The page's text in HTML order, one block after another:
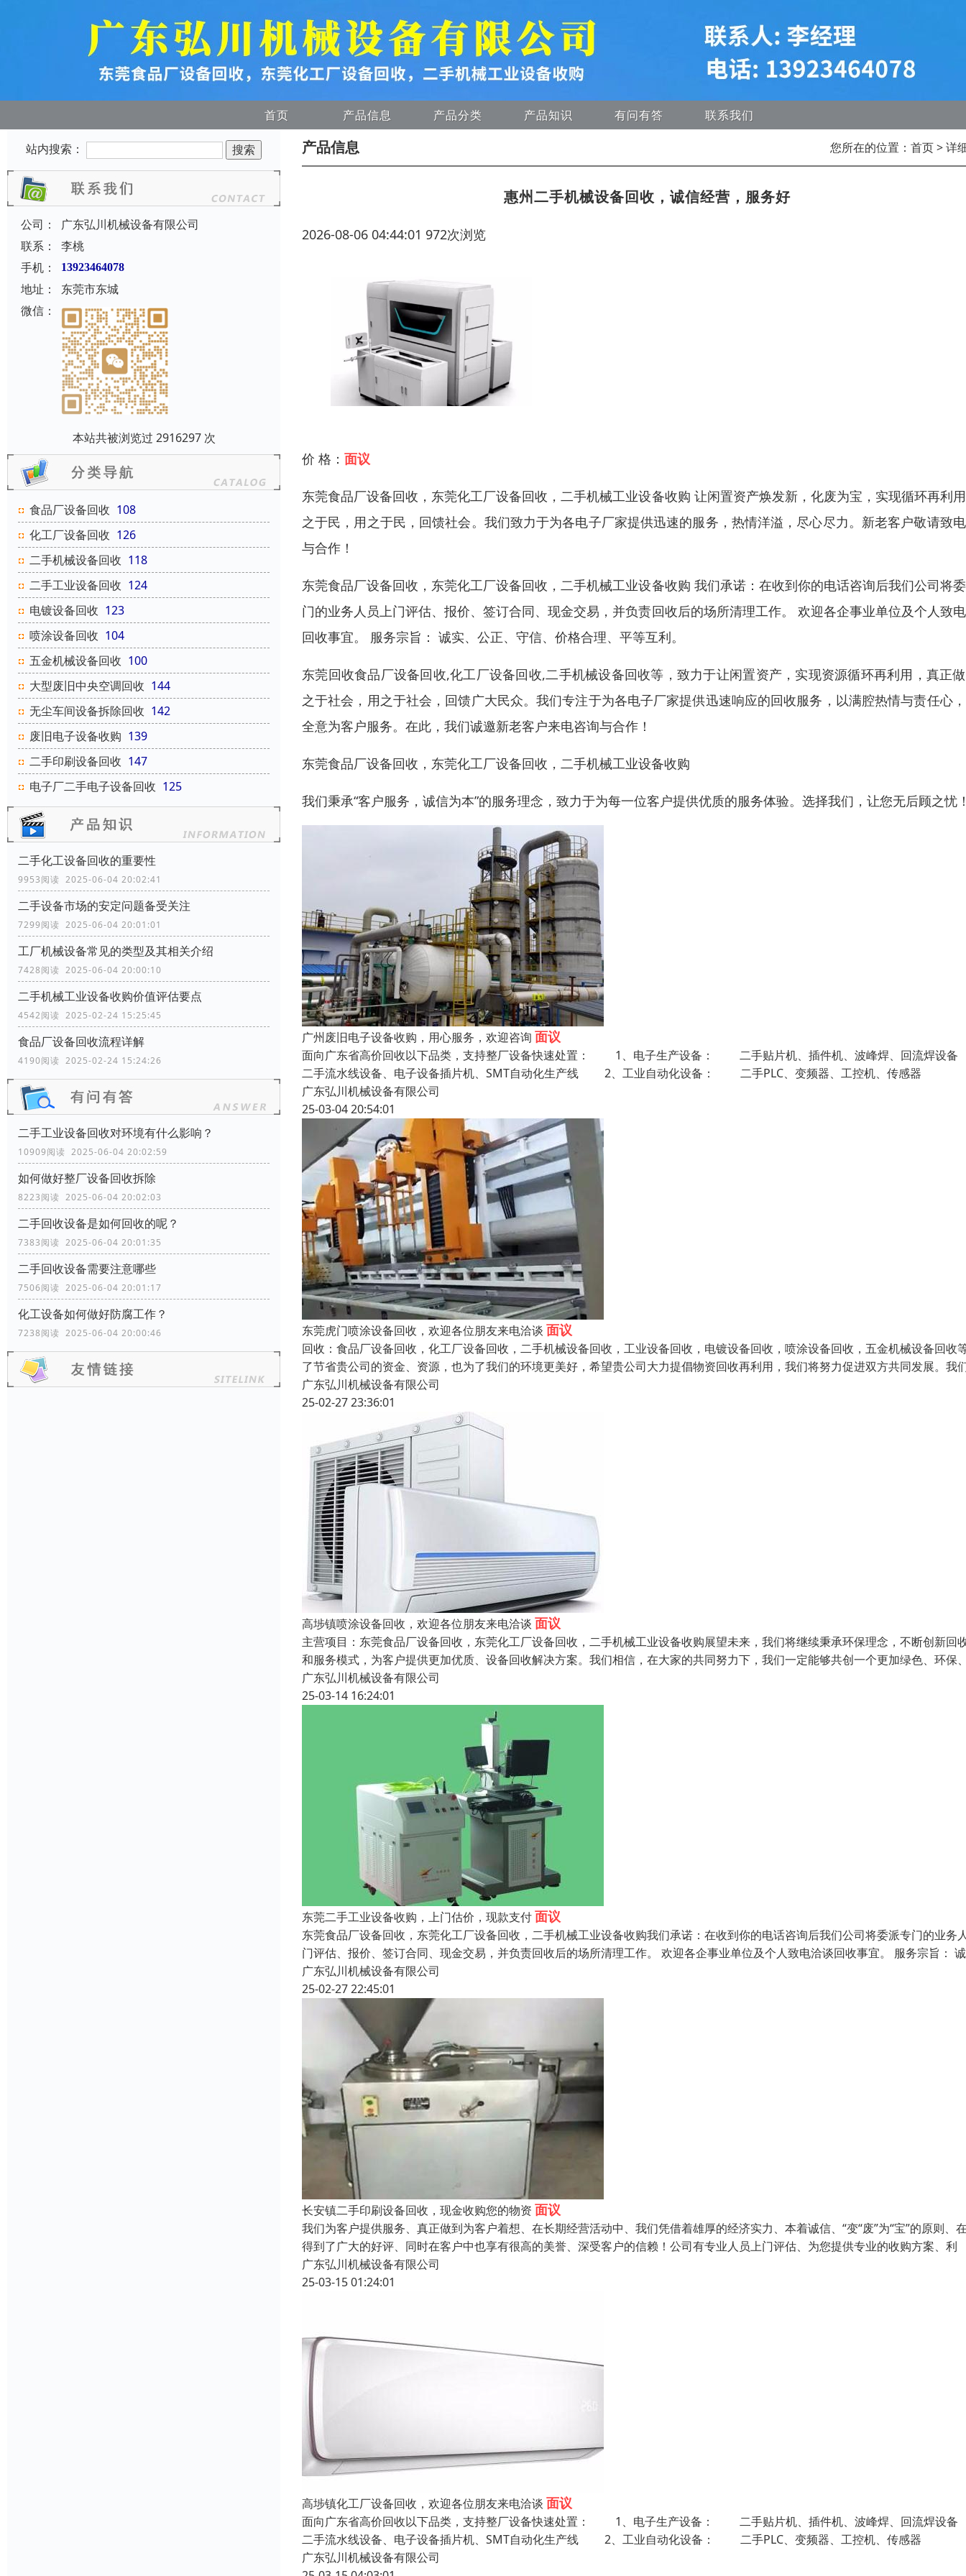
首页 产品信息 产品分类 产品知识 有问有答 联系我们
站内搜索：
公司：
广东弘川机械设备有限公司
联系：
李桃
手机：
13923464078
地址：
东莞市东城
微信：
本站共被浏览过 2916297 次
食品厂设备回收 108
化工厂设备回收 126
二手机械设备回收 118
二手工业设备回收 124
电镀设备回收 123
喷涂设备回收 104
五金机械设备回收 100
大型废旧中央空调回收 144
无尘车间设备拆除回收 142
废旧电子设备收购 139
二手印刷设备回收 147
电子厂二手电子设备回收 125
二手化工设备回收的重要性
9953阅读 2025-06-04 20:02:41
二手设备市场的安定问题备受关注
7299阅读 2025-06-04 20:01:01
工厂机械设备常见的类型及其相关介绍
7428阅读 2025-06-04 20:00:10
二手机械工业设备收购价值评估要点
4542阅读 2025-02-24 15:25:45
食品厂设备回收流程详解
4190阅读 2025-02-24 15:24:26
二手工业设备回收对环境有什么影响？
10909阅读 2025-06-04 20:02:59
如何做好整厂设备回收拆除
8223阅读 2025-06-04 20:02:03
二手回收设备是如何回收的呢？
7383阅读 2025-06-04 20:01:35
二手回收设备需要注意哪些
7506阅读 2025-06-04 20:01:17
化工设备如何做好防腐工作？
7238阅读 2025-06-04 20:00:46
产品信息 您所在的位置： 首页> 详
惠州二手机械设备回收，诚信经营，服务好
2026-08-06 04:44:01 972次浏览
价 格： 面议
东莞食品厂设备回收，东莞化工厂设备回收，二手机械工业设备收购 让闲置资产焕发新，化废为宝，实现循环再利
之于民，用之于民，回馈社会。我们致力于为各电子厂家提供迅速的服务，热情洋溢，尽心尽力。新老客户敬请致
与合作！
东莞食品厂设备回收，东莞化工厂设备回收，二手机械工业设备收购 我们承诺：在收到你的电话咨询后我们公司将
门的业务人员上门评估、报价、签订合同、现金交易，并负责回收后的场所清理工作。 欢迎各企事业单位及个人致
回收事宜。 服务宗旨： 诚实、公正、守信、价格合理、平等互利。
东莞回收食品厂设备回收,化工厂设备回收,二手机械设备回收等，致力于让闲置资产，实现资源循环再利用，真正
之于社会，用之于社会，回馈广大民众。我们专注于为各电子厂家提供迅速响应的回收服务，以满腔热情与责任心
全意为客户服务。在此，我们诚邀新老客户来电咨询与合作！
东莞食品厂设备回收，东莞化工厂设备回收，二手机械工业设备收购
我们秉承“客户服务，诚信为本”的服务理念，致力于为每一位客户提供优质的服务体验。选择我们，让您无后顾之忧
广州废旧电子设备收购，用心服务，欢迎咨询 面议
面向广东省高价回收以下品类，支持整厂设备快速处置： 1、电子生产设备： 二手贴片机、插件机、波峰焊、回流焊
二手流水线设备、电子设备插片机、SMT自动化生产线 2、工业自动化设备： 二手PLC、变频器、工控机、传感器
广东弘川机械设备有限公司
25-03-04 20:54:01
东莞虎门喷涂设备回收，欢迎各位朋友来电洽谈 面议
回收：食品厂设备回收，化工厂设备回收，二手机械设备回收，工业设备回收，电镀设备回收，喷涂设备回收，五金机械设备回收
了节省贵公司的资金、资源，也为了我们的环境更美好，希望贵公司大力提倡物资回收再利用，我们将努力促进双方共同发展。我
广东弘川机械设备有限公司
25-02-27 23:36:01
高埗镇喷涂设备回收，欢迎各位朋友来电洽谈 面议
主营项目：东莞食品厂设备回收，东莞化工厂设备回收，二手机械工业设备收购展望未来，我们将继续秉承环保理念，不断创新回
和服务模式，为客户提供更加优质、设备回收解决方案。我们相信，在大家的共同努力下，我们一定能够共创一个更加绿色、环保
广东弘川机械设备有限公司
25-03-14 16:24:01
东莞二手工业设备收购，上门估价，现款支付面议
东莞食品厂设备回收，东莞化工厂设备回收，二手机械工业设备收购我们承诺：在收到你的电话咨询后我们公司将委派专门的业务
门评估、报价、签订合同、现金交易，并负责回收后的场所清理工作。 欢迎各企事业单位及个人致电洽谈回收事宜。 服务宗旨： 诚
广东弘川机械设备有限公司
25-02-27 22:45:01
长安镇二手印刷设备回收，现金收购您的物资 面议
我们为客户提供服务、真正做到为客户着想、在长期经营活动中、我们凭借着雄厚的经济实力、本着诚信、“变“废”为“宝”的原则、
得到了广大的好评、同时在客户中也享有很高的美誉、深受客户的信赖！公司有专业人员上门评估、为您提供专业的收购方案、利
广东弘川机械设备有限公司
25-03-15 01:24:01
高埗镇化工厂设备回收，欢迎各位朋友来电洽谈 面议
面向广东省高价回收以下品类，支持整厂设备快速处置： 1、电子生产设备： 二手贴片机、插件机、波峰焊、回流焊
二手流水线设备、电子设备插片机、SMT自动化生产线 2、工业自动化设备： 二手PLC、变频器、工控机、传感器
广东弘川机械设备有限公司